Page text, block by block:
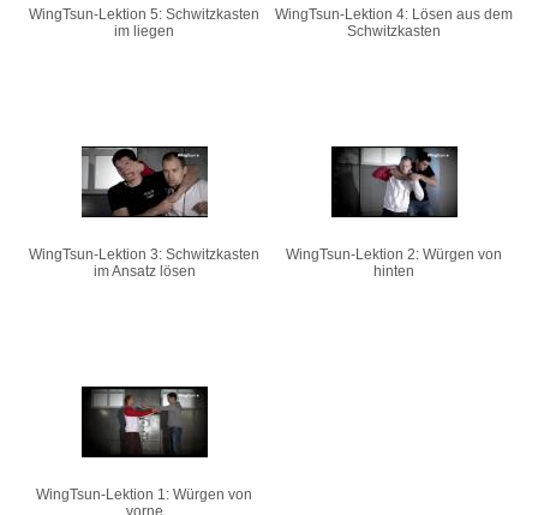
WingTsun-Lektion 5: Schwitzkasten
im liegen
WingTsun-Lektion 4: Lösen aus dem
Schwitzkasten
WingTsun-Lektion 3: Schwitzkasten
im Ansatz lösen
WingTsun-Lektion 2: Würgen von
hinten
WingTsun-Lektion 1: Würgen von